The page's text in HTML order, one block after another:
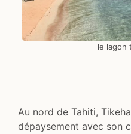
le lagon
Au nord de Tahiti,
dépaysement avec son